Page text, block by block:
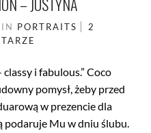
IN PORTRAITS
2
i fabulous.” Coco
pomysł, żeby przed
w prezencie dla
podaruje Mu w dniu ślubu.